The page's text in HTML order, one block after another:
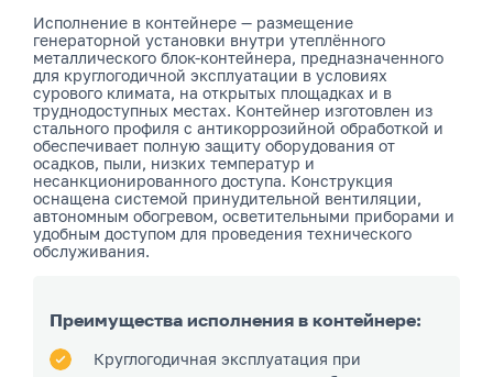
Исполнение в контейнере — размещение
генераторной установки внутри утеплённого
металлического блок-контейнера, предназначенного
для круглогодичной эксплуатации в условиях
сурового климата, на открытых площадках и в
труднодоступных местах. Контейнер изготовлен из
стального профиля с антикоррозийной обработкой и
обеспечивает полную защиту оборудования от
осадков, пыли, низких температур и
несанкционированного доступа. Конструкция
оснащена системой принудительной вентиляции,
автономным обогревом, осветительными приборами и
удобным доступом для проведения технического
обслуживания.
Преимущества исполнения в контейнере:
Круглогодичная эксплуатация при